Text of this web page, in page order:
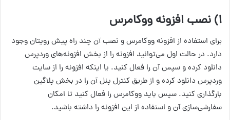
۱) نصب افزونه ووکامرس
برای استفاده از افزونه ووکامرس و نصب آن چند راه پیش رویتان وجود
دارد. در حالت اول می‌توانید افزونه را از بخش افزونه‌های وردپرس
دانلود کرده و سپس آن را فعال کنید. یا اینکه افزونه را از سایت
وردپرس دانلود کرده و از طریق کنترل پنل آن را در بخش پلاگین
بارگذاری کنید. سپس باید ووکامرس را فعال کنید تا امکان
سفارشی‌سازی آن و استفاده از این افزونه را داشته باشید.